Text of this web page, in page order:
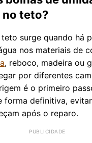
no teto?
surge quando há
nos materiais de
, reboco, madeira ou
por diferentes
é o primeiro
forma definitiva,
após o reparo.